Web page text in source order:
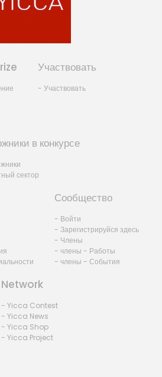
Участвовать
- Участвовать
в конкурсе
сектор
Сообщество
- Войти
- Зарегистрируйся здесь
- Члены
- члены - Работы
- члены - События
Network
- Yicca Contest
- Yicca News
- Yicca Shop
- Yicca Project